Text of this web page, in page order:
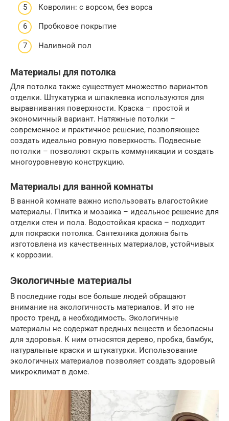
Ковролин: с ворсом, без ворса
Пробковое покрытие
Наливной пол
Материалы для потолка
Для потолка также существует множество вариантов
отделки. Штукатурка и шпаклевка используются для
выравнивания поверхности. Краска – простой и
экономичный вариант. Натяжные потолки –
современное и практичное решение, позволяющее
создать идеально ровную поверхность. Подвесные
потолки – позволяют скрыть коммуникации и создать
многоуровневую конструкцию.
Материалы для ванной комнаты
В ванной комнате важно использовать влагостойкие
материалы. Плитка и мозаика – идеальное решение для
отделки стен и пола. Водостойкая краска – подходит
для покраски потолка. Сантехника должна быть
изготовлена из качественных материалов, устойчивых
к коррозии.
Экологичные материалы
В последние годы все больше людей обращают
внимание на экологичность материалов. И это не
просто тренд, а необходимость. Экологичные
материалы не содержат вредных веществ и безопасны
для здоровья. К ним относятся дерево, пробка, бамбук,
натуральные краски и штукатурки. Использование
экологичных материалов позволяет создать здоровый
микроклимат в доме.